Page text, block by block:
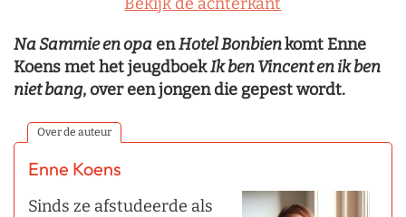
Na Sammie en opa enHotel Bonbienkomt Enne
Koens met het jeugdboekIk ben Vincent en ik ben
niet bang, over een jongen die gepest wordt.
Over de auteur
Enne Koens
Sinds ze afstudeerde als